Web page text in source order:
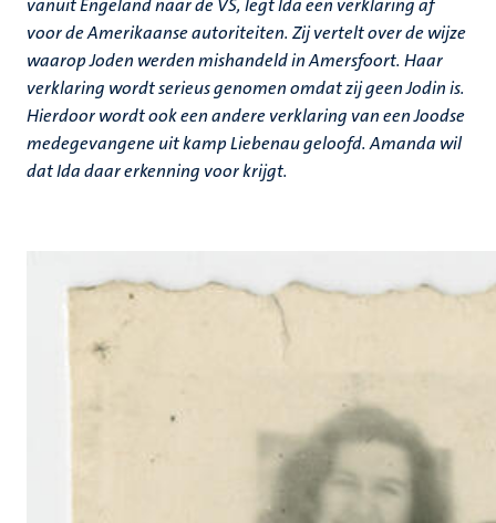
vanuit Engeland naar de VS, legt Ida een verklaring af
voor de Amerikaanse autoriteiten. Zij vertelt over de wijze
waarop Joden werden mishandeld in Amersfoort. Haar
verklaring wordt serieus genomen omdat zij geen Jodin is.
Hierdoor wordt ook een andere verklaring van een Joodse
medegevangene uit kamp Liebenau geloofd. Amanda wil
dat Ida daar erkenning voor krijgt.